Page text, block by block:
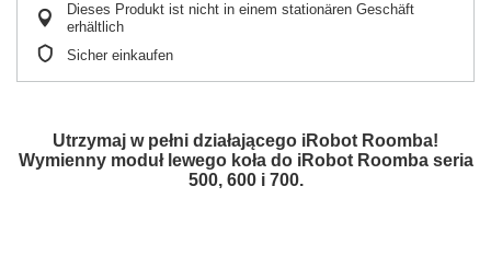
Dieses Produkt ist nicht in einem stationären Geschäft
erhältlich
Sicher einkaufen
Utrzymaj w pełni działającego iRobot Roomba!
Wymienny moduł lewego koła do iRobot Roomba seria
500, 600 i 700.